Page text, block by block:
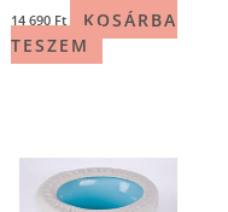
14 690 Ft
KOSÁRBA
TESZEM